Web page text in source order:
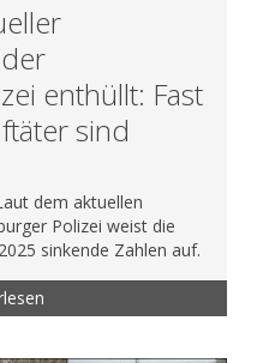
enthüllt: Fast
sind
dem aktuellen
Polizei weist die
sinkende Zahlen auf.